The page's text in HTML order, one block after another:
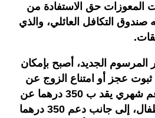
المعوزات حق الاستفادة من
صندوق التكافل العائلي، والذي
المرسوم الجديد، أصبح بإمكان
ثبوت عجز أو امتناع الزوج عن
النفقة، الإستفادة من دعم شهري يقد ب 350 درهما عن
كل طفل في حدود 3 أطفال، إلى جانب دعم 350 درهما